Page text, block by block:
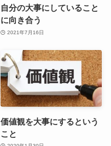
自分の大事にしていること
に向き合う
2021年7月16日
価値観を大事にするという
こと